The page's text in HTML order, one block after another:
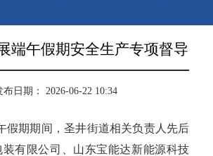
端午假期安全生产专项督导
布日期： 2026-06-22 10:34
假期期间，圣井街道相关负责人先后
装有限公司、山东宝能达新能源科技